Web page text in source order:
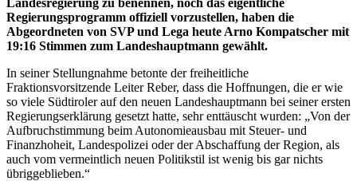
Landesregierung zu benennen, noch das eigentliche
Regierungsprogramm offiziell vorzustellen, haben die
Abgeordneten von SVP und Lega heute Arno Kompatscher mit
19:16 Stimmen zum Landeshauptmann gewählt.
In seiner Stellungnahme betonte der freiheitliche
Fraktionsvorsitzende Leiter Reber, dass die Hoffnungen, die er wie
so viele Südtiroler auf den neuen Landeshauptmann bei seiner ersten
Regierungserklärung gesetzt hatte, sehr enttäuscht wurden: „Von der
Aufbruchstimmung beim Autonomieausbau mit Steuer- und
Finanzhoheit, Landespolizei oder der Abschaffung der Region, als
auch vom vermeintlich neuen Politikstil ist wenig bis gar nichts
übriggeblieben.“